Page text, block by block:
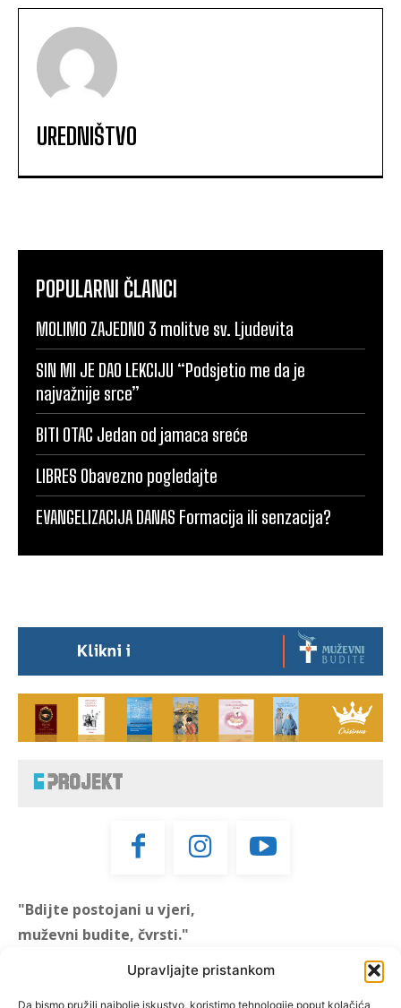
Upravljajte pristankom
Da bismo pružili najbolje iskustvo, koristimo tehnologije poput kolačića
UREDNIŠTVO
POPULARNI ČLANCI
MOLIMO ZAJEDNO 3 molitve sv. Ljudevita
SIN MI JE DAO LEKCIJU “Podsjetio me da je
najvažnije srce”
BITI OTAC Jedan od jamaca sreće
LIBRES Obavezno pogledajte
EVANGELIZACIJA DANAS Formacija ili senzacija?
"Bdijte postojani u vjeri,
muževni budite, čvrsti."